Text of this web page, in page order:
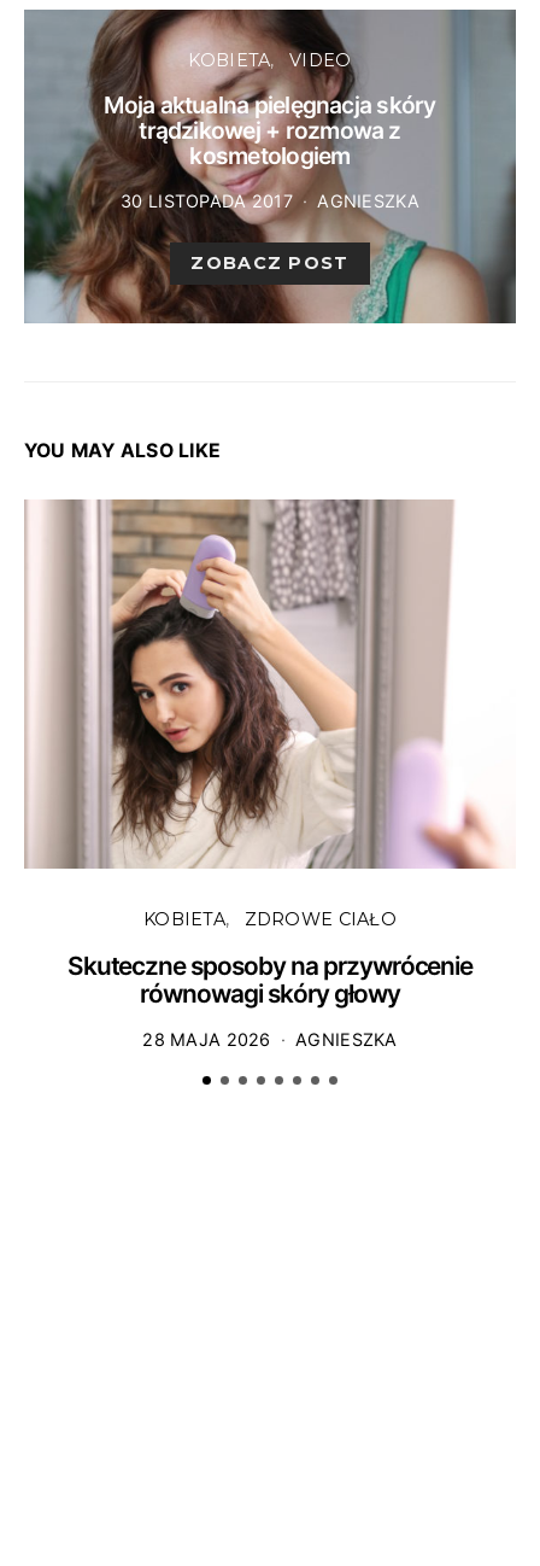
KOBIETA VIDEO
Moja aktualna pielęgnacja skóry
trądzikowej + rozmowa z
kosmetologiem
30 LISTOPADA 2017 AGNIESZKA
ZOBACZ POST
YOU MAY ALSO LIKE
KOBIETA ZDROWE CIAŁO
Skuteczne sposoby na przywrócenie
równowagi skóry głowy
28 MAJA 2026 AGNIESZKA